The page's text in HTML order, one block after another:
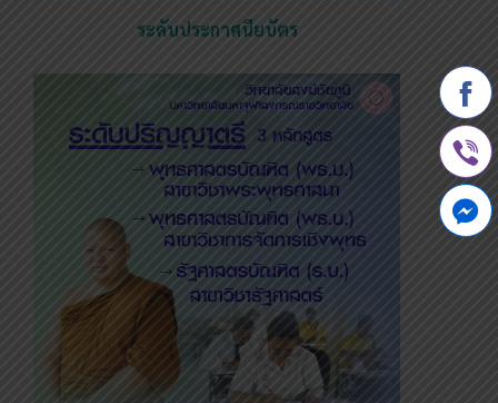
ระดับประกาศนียบัตร